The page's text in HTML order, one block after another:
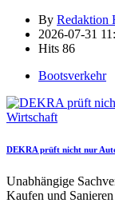
By Redaktion
2026-07-31
Hits 86
Bootsverkehr
Wirtschaft
DEKRA prüft nicht nur
Unabhängige
Kaufen und